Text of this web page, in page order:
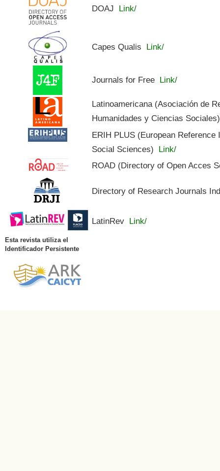
DOAJ Link/
Capes Qualis Link/
Journals for Free Link/
Latinoamericana (Asociación de
Humanidades y Ciencias Sociales)
ERIH PLUS (European
Social Sciences) Link/
ROAD (Directory of Open Acces
Directory of Research Journals
LatinRev Link/
Esta revista utiliza el
Identificador Persistente